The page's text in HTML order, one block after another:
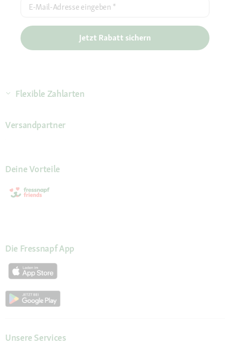
E-Mail-Adresse eingeben *
Jetzt Rabatt sichern
Flexible Zahlarten
Versandpartner
Deine Vorteile
Die Fressnapf App
Unsere Services